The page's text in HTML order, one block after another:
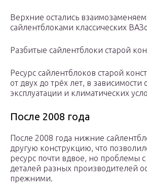
Верхние остались
сайлентблоками классических
Разбитые сайлентблоки старой
Ресурс сайлентблоков старой
от двух до трёх лет, в зависимости
эксплуатации и климатических
После 2008 года
После 2008 года нижние
другую конструкцию, что
ресурс почти вдвое, но проблемы с
деталей разных производителей
прежними.